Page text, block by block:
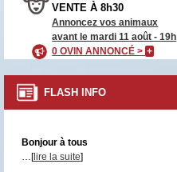
VENTE À 8h30
Annoncez vos animaux
avant le mardi 11 août - 19h
0 OVIN ANNONCÉ >+
FLASH INFO
Bonjour à tous
…[lire la suite]